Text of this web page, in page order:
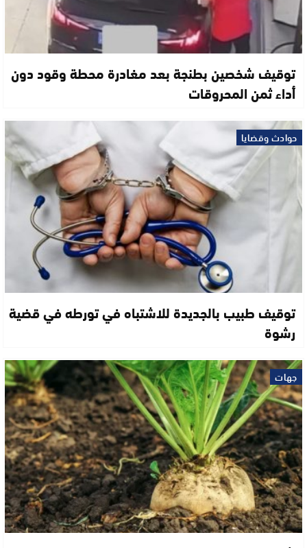
توقيف شخصين بطنجة بعد مغادرة محطة وقود دون
أداء ثمن المحروقات
حوادث وقضايا
توقيف طبيب بالجديدة للاشتباه في تورطه في قضية
رشوة
جهات